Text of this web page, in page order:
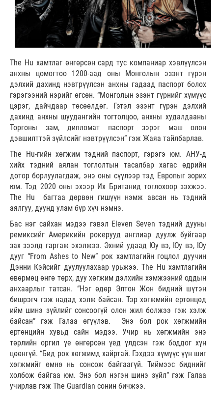
The Hu хамтлаг өнгөрсөн сард тус компаниар хэвлүүлсэн
анхны цомогтоо 1200-аад оны Монголын эзэнт гүрэн
дэлхий дахинд нэвтрүүлсэн анхны гадаад паспорт болох
гэрэгээний нэрийг өгсөн. “Монголын эзэнт гүрнийг хүмүүс
цэрэг, дайчдаар төсөөлдөг. Гэтэл эзэнт гүрэн дэлхий
дахинд анхны шуудангийн тогтолцоо, анхны худалдааны
Торгоны зам, дипломат паспорт зэрэг маш олон
дэвшилттэй зүйлсийг нэвтрүүлсэн” гэж Жаяа тайлбарлав.
The Hu-гийн хөгжим тэдний паспорт, гэрэгэ юм. АНУ-д
хийх тэдний аялан тоглолтын тасалбар хагас өдрийн
дотор борлуулагдаж, энэ оны сүүлээр тэд Европыг зорих
юм. Тэд 2020 оны эхээр Их Британид тоглохоор зэхжээ.
The Hu багтаа дөрвөн гишүүн нэмж авсан нь тэдний
аялгуу, дуунд улам бүр хүч нэмнэ.
Бас нэг сайхан мэдээ гэвэл Eleven Seven тэдний дууны
ремиксийг Америкийн рокерууд англиар дуулж буйгаар
зах зээлд гаргаж эхэлжээ. Эхний удаад Юу вэ, Юу вэ, Юу
дууг “From Ashes to New” рок хамтлагийн гоцлол дуучин
Дэнни Кэйсийг дуулуулахаар урьжээ. The Hu хамтлагийн
өвөрмөц өнгө төрх, дуу хөгжим дэлхийн хэмжээний оддын
анхаарлыг татсан. “Нэг өдөр Элтон Жон бидний шүтэн
бишрэгч гэж надад хэлж байсан. Тэр хөгжмийн ертөнцөд
ийм шинэ зүйлийг сонсоогүй олон жил болжээ гэж хэлж
байсан” гэж Галаа өгүүлэв. Энэ бол рок хөгжмийн
ертөнцийн хувьд сайн мэдээ. Учир нь хөгжмийн энэ
төрлийн оргил үе өнгөрсөн үед үлдсэн гэж боддог хүн
цөөнгүй. “Бид рок хөгжимд хайртай. Гэхдээ хүмүүс үүн шиг
хөгжмийг өмнө нь сонсож байгаагүй. Тиймээс биднийг
холбож байгаа юм. Энэ бол нэгэн шинэ зүйл” гэж Галаа
учирлав гэж The Guardian сонин бичжээ.